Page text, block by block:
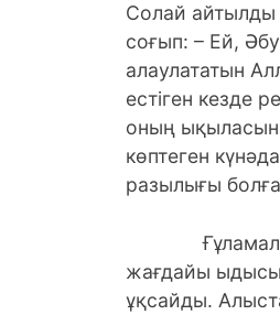
Солай айтылды
соғып: – Ей,
алаулататын
естіген кезде
оның
көптеген
разылығы
Ғұламалар
жағдайы
ұқсайды.